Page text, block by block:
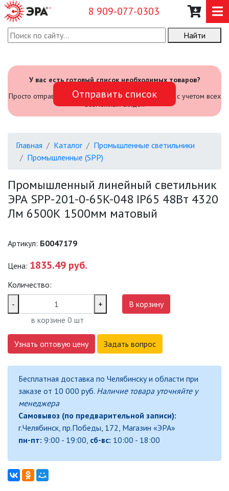
8 909-077-0303
О КОМПАНИИ
САДОВЫЙ ИНВЕНТАРЬ И
ИНСТРУМЕНТЫ
БЫТОВЫЕ ЖКХ (SPB)
ОФИСНЫЕ (SPL, SPO, LED-LP)
ОФИСНЫЕ ПОДВЕСНЫЕ
СВЕТИЛЬНИКИ «GEOMETRIA»
ПРОЖЕКТОРЫ
ФОНАРИ
САДОВО-ПАРКОВЫЕ
САДОВЫЕ СВЕТИЛЬНИКИ
СВЕТИЛЬНИКИ
Найти
У вас есть готовый список необходимых товаров?
Просто отправьте его нам и мы посчитаем стоимость с учетом всех
возможных скидок
Отправить список
Главная Каталог
Промышленные светильники
Промышленные (SPP)
Промышленный линейный светильник
ЭРА SPP-201-0-65K-048 IP65 48Вт 4320
Лм 6500К 1500мм матовый
Артикул: Б0047179
Цена: 1835.49 руб.
Количество:
-
+
в корзине 0 шт
В корзину
Узнать оптовую цену Задать вопрос
Бесплатная доставка по Челябинску и области при
заказе от 10 000 руб. Наличие товара уточняйте у
менеджера
Самовывоз (по предварительной записи):
г.Челябинск, пр.Победы, 172, Магазин «ЭРА»
пн-пт: 9:00 - 19:00, сб-вс: 10:00 - 18:00